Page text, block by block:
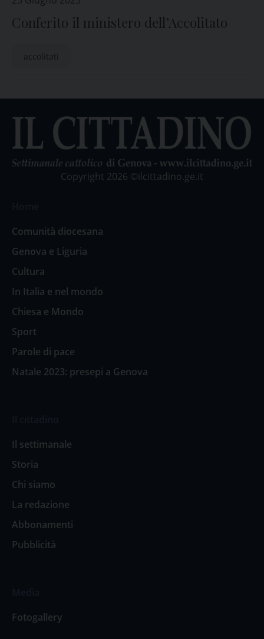
Conferito il ministero dell’Accolitato
accolitati
Copyright 2026 ©ilcittadino.ge.it
Comunità diocesana
Genova e Liguria
Cultura
In Italia e nel mondo
Chiesa e Mondo
Sport
Parole di pace
Natale 2023: presepi a Genova
Il settimanale
Storia
Chi siamo
La redazione
Abbonamenti
Pubblicità
Fotogallery